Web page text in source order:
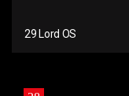
29 Lord OS